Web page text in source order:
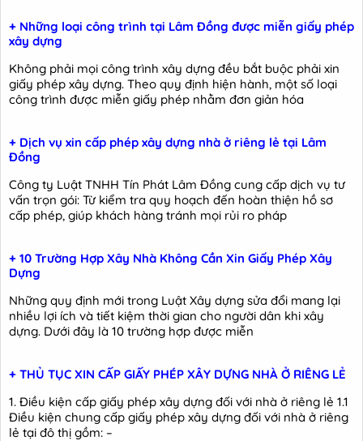
+ Những loại công trình tại Lâm Đồng được miễn giấy phép
xây dựng
Không phải mọi công trình xây dựng đều bắt buộc phải xin
giấy phép xây dựng. Theo quy định hiện hành, một số loại
công trình được miễn giấy phép nhằm đơn giản hóa
+ Dịch vụ xin cấp phép xây dựng nhà ở riêng lẻ tại Lâm
Đồng
Công ty Luật TNHH Tín Phát Lâm Đồng cung cấp dịch vụ tư
vấn trọn gói: Từ kiểm tra quy hoạch đến hoàn thiện hồ sơ
cấp phép, giúp khách hàng tránh mọi rủi ro pháp
+ 10 Trường Hợp Xây Nhà Không Cần Xin Giấy Phép Xây
Dựng
Những quy định mới trong Luật Xây dựng sửa đổi mang lại
nhiều lợi ích và tiết kiệm thời gian cho người dân khi xây
dựng. Dưới đây là 10 trường hợp được miễn
+ THỦ TỤC XIN CẤP GIẤY PHÉP XÂY DỰNG NHÀ Ở RIÊNG LẺ
1. Điều kiện cấp giấy phép xây dựng đối với nhà ở riêng lẻ 1.1
Điều kiện chung cấp giấy phép xây dựng đối với nhà ở riêng
lẻ tại đô thị gồm: –